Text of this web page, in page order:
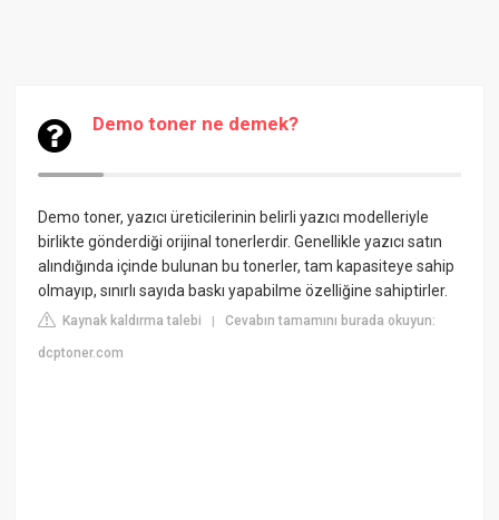
Demo toner ne demek?
Demo toner, yazıcı üreticilerinin belirli yazıcı modelleriyle
birlikte gönderdiği orijinal tonerlerdir. Genellikle yazıcı satın
alındığında içinde bulunan bu tonerler, tam kapasiteye sahip
olmayıp, sınırlı sayıda baskı yapabilme özelliğine sahiptirler.
Kaynak kaldırma talebi |Cevabın tamamını burada okuyun:
dcptoner.com